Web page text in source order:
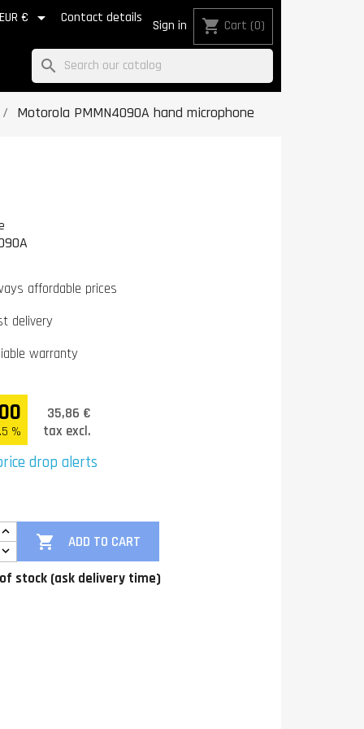
€  Contact details Sign in shopping_cart Cart (0)
search
Motorola PMMN4090A hand microphone
affordable prices
delivery
warranty
%
35,86 €
tax excl.
drop alerts
 ADD TO CART
stock (ask delivery time)